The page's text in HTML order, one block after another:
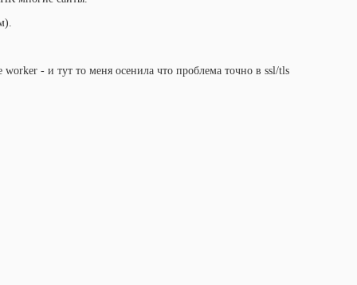
worker - и тут то меня осенила что проблема точно в ssl/tls